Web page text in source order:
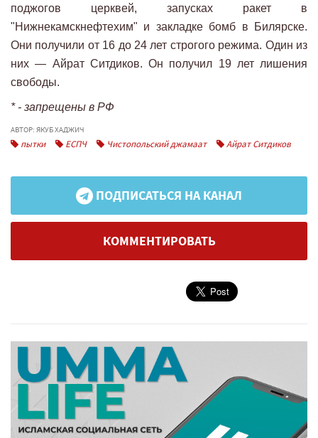
поджогов церквей, запусках ракет в
"Нижнекамскнефтехим" и закладке бомб в Билярске.
Они получили от 16 до 24 лет строгого режима. Один из
них — Айрат Ситдиков. Он получил 19 лет лишения
свободы.
* - запрещены в РФ
АВТОР: ЯКУБ ХАДЖИЧ
пытки ЕСПЧ Чистопольский джамаат Айрат Ситдиков
ПОДПИСАТЬСЯ НА КАНАЛ
КОММЕНТИРОВАТЬ